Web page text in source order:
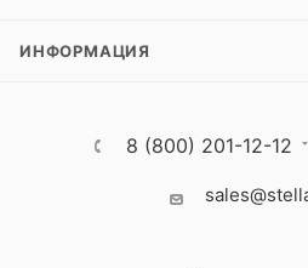
ИНФОРМАЦИЯ
8 (800) 201-12-12